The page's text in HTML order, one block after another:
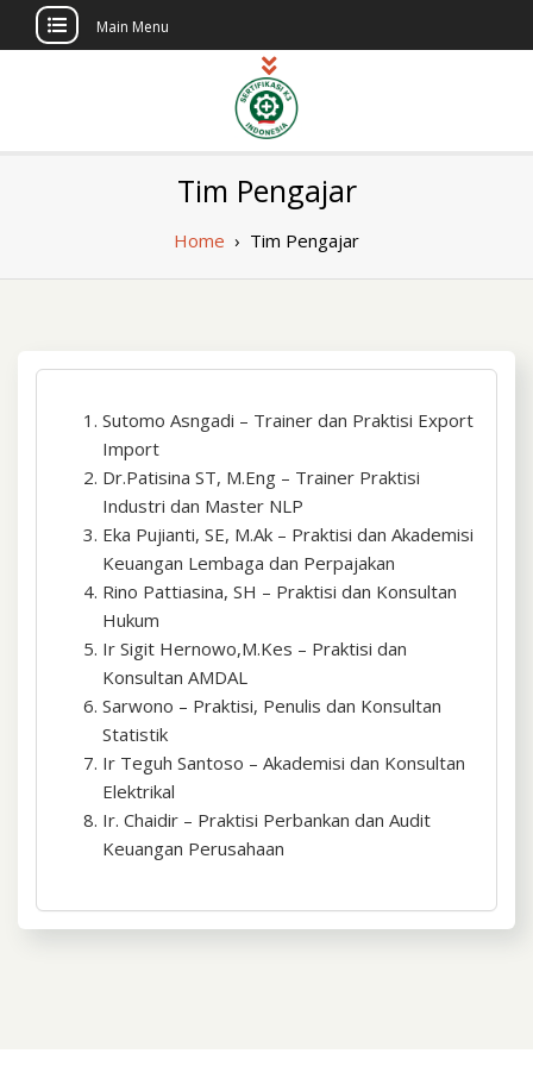
Main Menu
Sertifikasi K3
Indonesia
Berlisensi
Tim Pengajar
Home › Tim Pengajar
Sutomo Asngadi – Trainer dan Praktisi Export
Import
Dr.Patisina ST, M.Eng – Trainer Praktisi
Industri dan Master NLP
Eka Pujianti, SE, M.Ak – Praktisi dan Akademisi
Keuangan Lembaga dan Perpajakan
Rino Pattiasina, SH – Praktisi dan Konsultan
Hukum
Ir Sigit Hernowo,M.Kes – Praktisi dan
Konsultan AMDAL
Sarwono – Praktisi, Penulis dan Konsultan
Statistik
Ir Teguh Santoso – Akademisi dan Konsultan
Elektrikal
Ir. Chaidir – Praktisi Perbankan dan Audit
Keuangan Perusahaan